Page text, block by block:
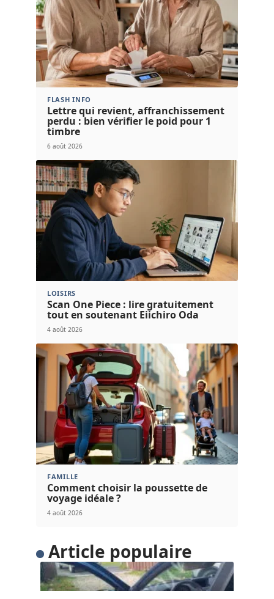
FLASH INFO
Lettre qui revient, affranchissement
perdu : bien vérifier le poid pour 1
timbre
6 août 2026
LOISIRS
Scan One Piece : lire gratuitement
tout en soutenant Eiichiro Oda
4 août 2026
FAMILLE
Comment choisir la poussette de
voyage idéale ?
4 août 2026
Article populaire